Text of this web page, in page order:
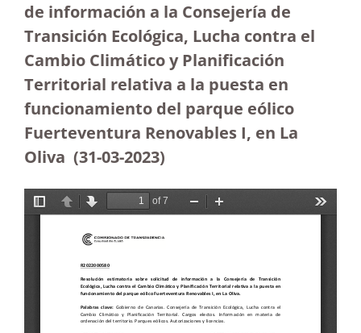
de información a la Consejería de
Transición Ecológica, Lucha contra el
Cambio Climático y Planificación
Territorial relativa a la puesta en
funcionamiento del parque eólico
Fuerteventura Renovables I, en La
Oliva (31-03-2023)